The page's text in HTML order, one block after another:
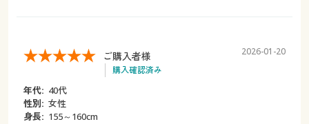
ご購入者様
購入確認済み
2026-01-20
年代: 40代
性別: 女性
身長: 155～160cm